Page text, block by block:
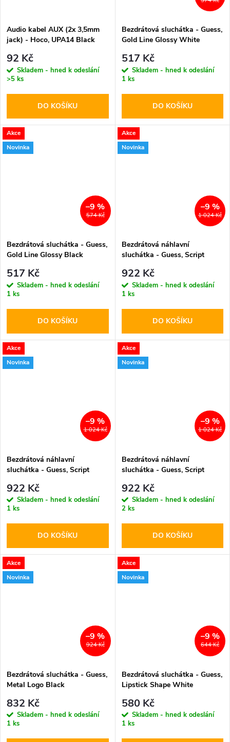
Audio kabel AUX (2x 3,5mm
jack) - Hoco, UPA14 Black
92 Kč
Skladem - hned k odeslání
>5 ks
DO KOŠÍKU
Bezdrátová sluchátka - Guess,
Gold Line Glossy White
517 Kč
Skladem - hned k odeslání
1 ks
DO KOŠÍKU
Akce
Novinka
574 Kč
–9 %
Bezdrátová sluchátka - Guess,
Gold Line Glossy Black
517 Kč
Skladem - hned k odeslání
1 ks
DO KOŠÍKU
Akce
Novinka
1 024 Kč
–9 %
Bezdrátová náhlavní
sluchátka - Guess, Script
922 Kč
Skladem - hned k odeslání
1 ks
DO KOŠÍKU
Akce
Novinka
1 024 Kč
–9 %
Bezdrátová náhlavní
sluchátka - Guess, Script
922 Kč
Skladem - hned k odeslání
1 ks
DO KOŠÍKU
Akce
Novinka
1 024 Kč
–9 %
Bezdrátová náhlavní
sluchátka - Guess, Script
922 Kč
Skladem - hned k odeslání
2 ks
DO KOŠÍKU
Akce
Novinka
924 Kč
–9 %
Bezdrátová sluchátka - Guess,
Metal Logo Black
832 Kč
Skladem - hned k odeslání
1 ks
Akce
Novinka
644 Kč
–9 %
Bezdrátová sluchátka - Guess,
Lipstick Shape White
580 Kč
Skladem - hned k odeslání
1 ks